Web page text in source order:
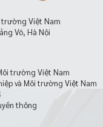
trường Việt Nam
Võ, Hà Nội
trường Việt Nam
và Môi trường Việt Nam
thông